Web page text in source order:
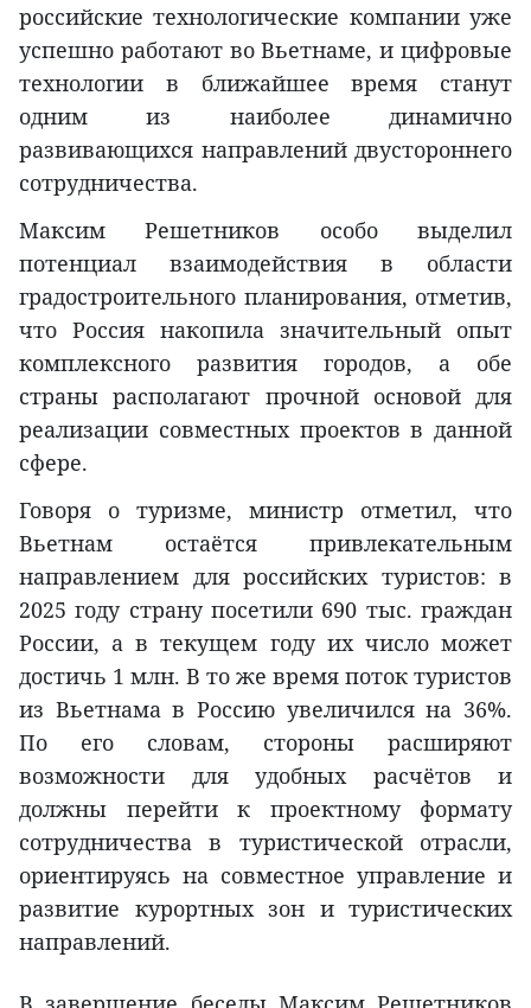
российские технологические компании уже
успешно работают во Вьетнаме, и цифровые
технологии в ближайшее время станут
одним из наиболее динамично
развивающихся направлений двустороннего
сотрудничества.
Максим Решетников особо выделил
потенциал взаимодействия в области
градостроительного планирования, отметив,
что Россия накопила значительный опыт
комплексного развития городов, а обе
страны располагают прочной основой для
реализации совместных проектов в данной
сфере.
Говоря о туризме, министр отметил, что
Вьетнам остаётся привлекательным
направлением для российских туристов: в
2025 году страну посетили 690 тыс. граждан
России, а в текущем году их число может
достичь 1 млн. В то же время поток туристов
из Вьетнама в Россию увеличился на 36%.
По его словам, стороны расширяют
возможности для удобных расчётов и
должны перейти к проектному формату
сотрудничества в туристической отрасли,
ориентируясь на совместное управление и
развитие курортных зон и туристических
направлений.